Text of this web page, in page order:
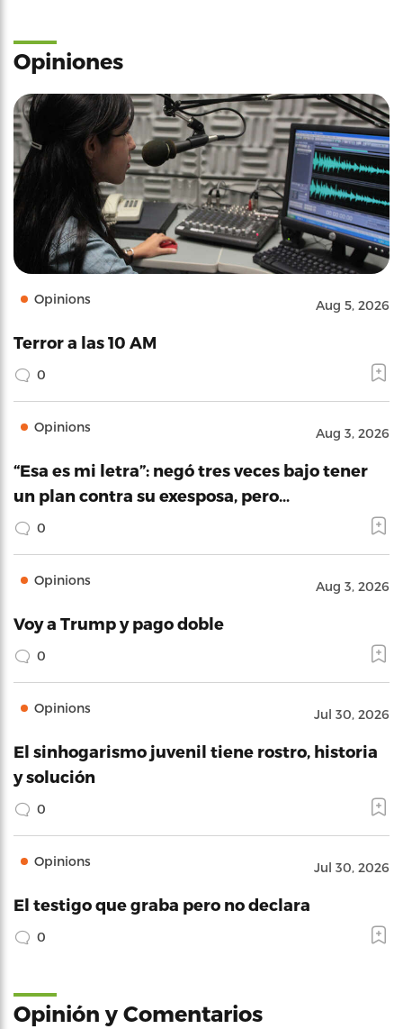
Opiniones
Opinions Aug 5, 2026
Terror a las 10 AM
0
Opinions Aug 3, 2026
“Esa es mi letra”: negó tres veces bajo tener
un plan contra su exesposa, pero…
0
Opinions Aug 3, 2026
Voy a Trump y pago doble
0
Opinions Jul 30, 2026
El sinhogarismo juvenil tiene rostro, historia
y solución
0
Opinions Jul 30, 2026
El testigo que graba pero no declara
0
Opinión y Comentarios